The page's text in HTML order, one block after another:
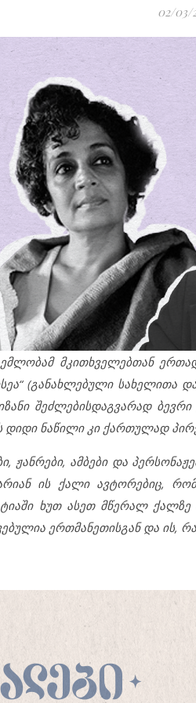
02/03/
მკითხველებთან
(განახლებული სახელითა
შეძლებისდაგვარად
დიდი ნაწილი კი ქართულად
ჟანრები, ამბები და
ის ქალი ავტორებიც,
ხუთ ასეთ მწერალ ქალზე
ერთმანეთისგან და ის,